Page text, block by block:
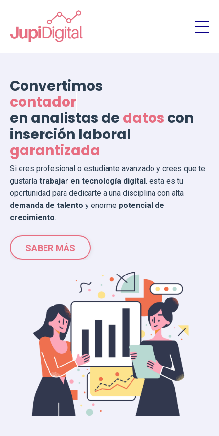
Convertimos
contadores
en analistas de datos con
inserción laboral
garantizada
Si eres profesional o estudiante avanzado y crees que te
gustaría trabajar en tecnología digital, esta es tu
oportunidad para dedicarte a una disciplina con alta
demanda de talento y enorme potencial de
crecimiento.
SABER MÁS